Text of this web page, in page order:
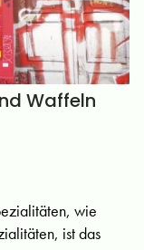
Waffeln
wie
ist das